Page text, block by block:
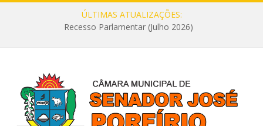
ÚLTIMAS ATUALIZAÇÕES:
Recesso Parlamentar (Julho 2026)